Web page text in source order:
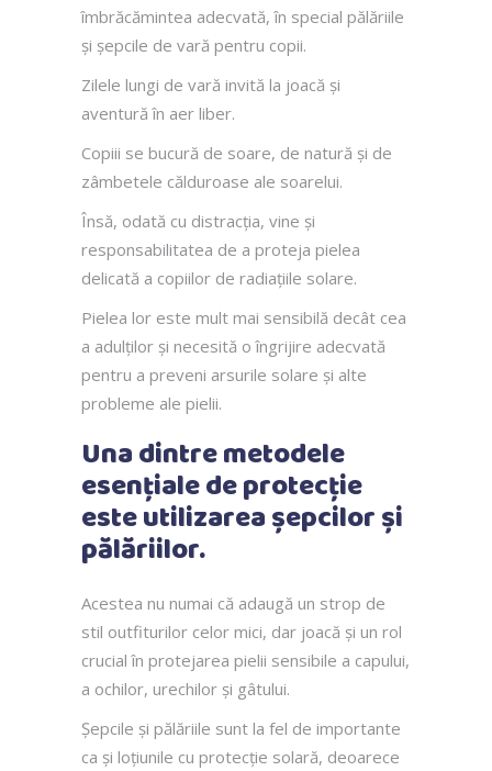
îmbrăcămintea adecvată, în special pălăriile
și șepcile de vară pentru copii.
Zilele lungi de vară invită la joacă și
aventură în aer liber.
Copiii se bucură de soare, de natură și de
zâmbetele călduroase ale soarelui.
Însă, odată cu distracția, vine și
responsabilitatea de a proteja pielea
delicată a copiilor de radiațiile solare.
Pielea lor este mult mai sensibilă decât cea
a adulților și necesită o îngrijire adecvată
pentru a preveni arsurile solare și alte
probleme ale pielii.
Una dintre metodele
esențiale de protecție
este utilizarea șepcilor și
pălăriilor.
Acestea nu numai că adaugă un strop de
stil outfiturilor celor mici, dar joacă și un rol
crucial în protejarea pielii sensibile a capului,
a ochilor, urechilor și gâtului.
Șepcile și pălăriile sunt la fel de importante
ca și loțiunile cu protecție solară, deoarece